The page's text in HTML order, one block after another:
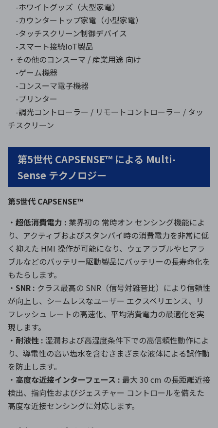
-ホワイトグッズ（大型家電）
-カウンタートップ家電（小型家電）
-タッチスクリーン制御デバイス
-スマート接続IoT製品
・その他のコンスーマ / 産業用途 向け
-ゲーム機器
-コンスーマ電子機器
-プリンター
-調光コントローラー / リモートコントローラー / タッ
チスクリーン
第5世代 CAPSENSE™ による Multi-
Sense テクノロジー
第5世代 CAPSENSE™
・ 超低消費電力 : 業界初の 常時オン センシング機能によ
り、アクティブおよびスタンバイ時の消費電力を非常に低
く抑えた HMI 操作が可能になり、ウェアラブルやヒアラ
ブルなどのバッテリー駆動製品にバッテリーの長寿命化を
もたらします。
・ SNR : クラス最高の SNR（信号対雑音比）により信頼性
が向上し、シームレスなユーザー エクスペリエンス、リ
フレッシュ レートの高速化、平均消費電力の最適化を実
現します。
・ 耐液性 : 湿潤および高湿度条件下での高信頼性動作によ
り、導電性の高い塩水を含むさまざまな液体による誤作動
を防止します。
・ 高度な近接インターフェース : 最大 30 cm の長距離近接
検出、指向性およびジェスチャー コントロールを備えた
高度な近接センシングに対応します。